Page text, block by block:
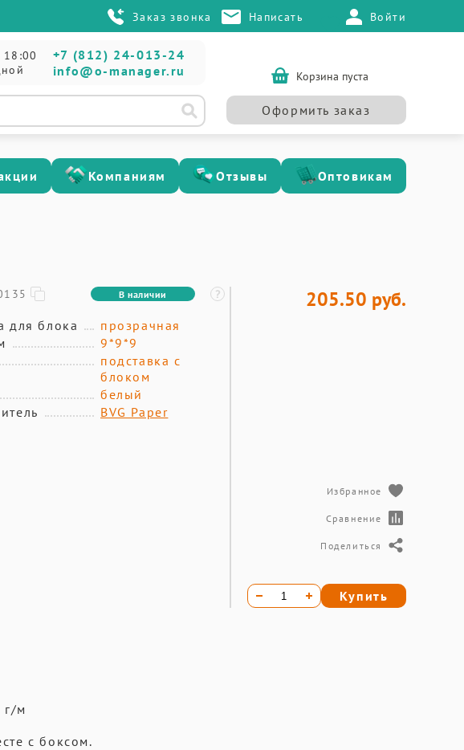
Заказ звонка Написать Войти
+7 (812) 24-013-24
info@o-manager.ru
Корзина пуста
Оформить заказ
Компаниям Отзывы Оптовикам
В наличии
для блока
прозрачная
9*9*9
подставка с
блоком
белый
BVG Paper
г/м
с боксом.
205.50 руб.
Избранное
Сравнение
Поделиться
Купить